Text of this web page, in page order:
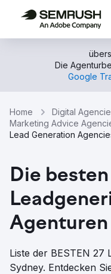
Die
Google
Home Digital
Marketing Advice
Lead Generation
Die
Agenturen
Liste der BESTEN 27
Sydney. Entdecken